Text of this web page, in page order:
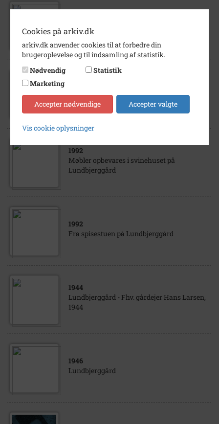
Peter Larsen, Lundbjerggård, Tingvej 34
Stuehuset på Lundbjerggård i 1991
1992
Møbler opbevares i svinehuset på
Lundbjerggård
1992
Fra spisestuen på Lundbjerggård
1944
Lundbjerggård - Fhv. gårdejer Hans Larsen,
1944
1946
Lundbjerggård
Cookies på arkiv.dk
arkiv.dk anvender cookies til at forbedre din
brugeroplevelse og til indsamling af statistik.
Nødvendig
Statistik
Marketing
Accepter nødvendige Accepter valgte
Vis cookie oplysninger